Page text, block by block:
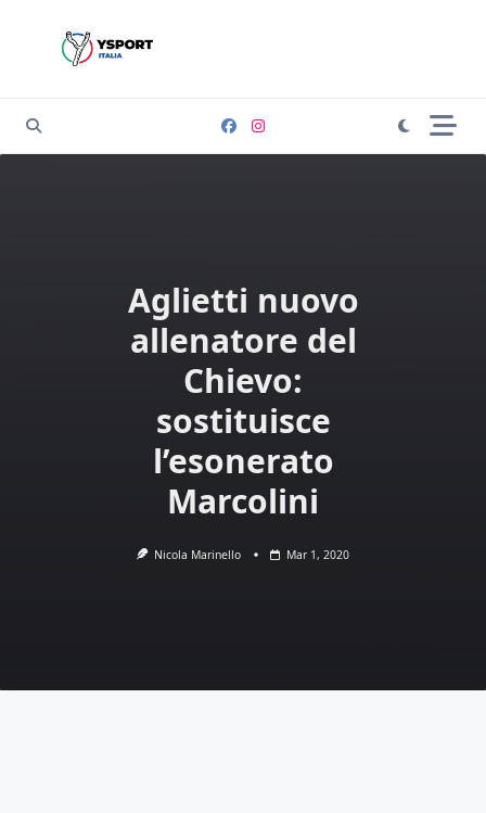
Aglietti nuovo
allenatore del
Chievo:
sostituisce
l’esonerato
Marcolini
Nicola Marinello Mar 1, 2020